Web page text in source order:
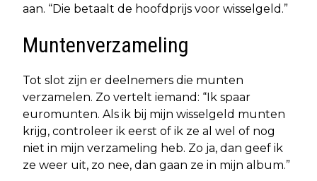
aan. “Die betaalt de hoofdprijs voor wisselgeld.”
Muntenverzameling
Tot slot zijn er deelnemers die munten
verzamelen. Zo vertelt iemand: “Ik spaar
euromunten. Als ik bij mijn wisselgeld munten
krijg, controleer ik eerst of ik ze al wel of nog
niet in mijn verzameling heb. Zo ja, dan geef ik
ze weer uit, zo nee, dan gaan ze in mijn album.”